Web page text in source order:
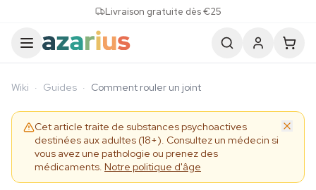
Livraison gratuite dès €25
Wiki · Guides · Comment rouler un joint
Cet article traite de substances psychoactives
destinées aux adultes (18+). Consultez un médecin si
vous avez une pathologie ou prenez des
médicaments. Notre politique d'âge